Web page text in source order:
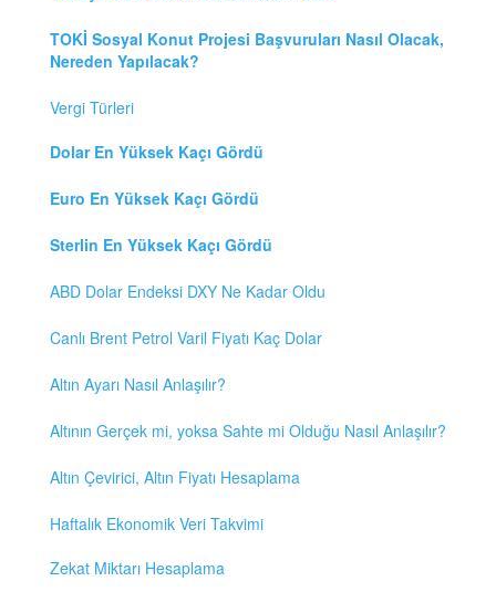
TOKİ Sosyal Konut Projesi Başvuruları Nasıl Olacak,
Nereden Yapılacak?
Vergi Türleri
Dolar En Yüksek Kaçı Gördü
Euro En Yüksek Kaçı Gördü
Sterlin En Yüksek Kaçı Gördü
ABD Dolar Endeksi DXY Ne Kadar Oldu
Canlı Brent Petrol Varil Fiyatı Kaç Dolar
Altın Ayarı Nasıl Anlaşılır?
Altının Gerçek mi, yoksa Sahte mi Olduğu Nasıl Anlaşılır?
Altın Çevirici, Altın Fiyatı Hesaplama
Haftalık Ekonomik Veri Takvimi
Zekat Miktarı Hesaplama